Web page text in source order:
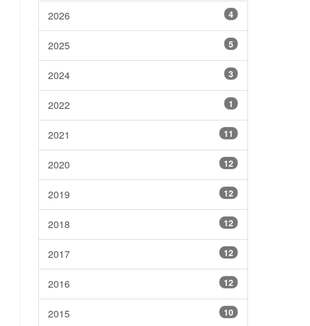
2026 4
2025 5
2024 3
2022 1
2021 11
2020 12
2019 12
2018 12
2017 12
2016 12
2015 10